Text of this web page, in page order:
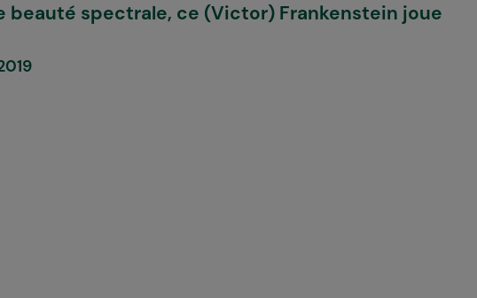
beauté spectrale, ce (Victor) Frankenstein joue